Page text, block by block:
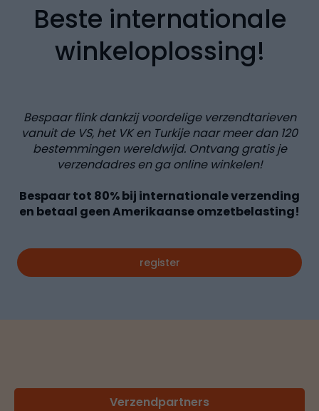
Beste internationale
winkeloplossing!
Bespaar flink dankzij voordelige verzendtarieven
vanuit de VS, het VK en Turkije naar meer dan 120
bestemmingen wereldwijd. Ontvang gratis je
verzendadres en ga online winkelen!
Bespaar tot 80%bij internationale verzending
en betaal geen Amerikaanse omzetbelasting!
register
Verzendpartners